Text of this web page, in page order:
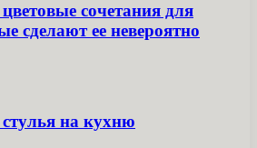
сочетания для
сделают ее невероятно
на кухню